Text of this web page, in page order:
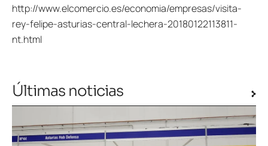
http://www.elcomercio.es/economia/empresas/visita-
rey-felipe-asturias-central-lechera-20180122113811-
nt.html
Últimas noticias